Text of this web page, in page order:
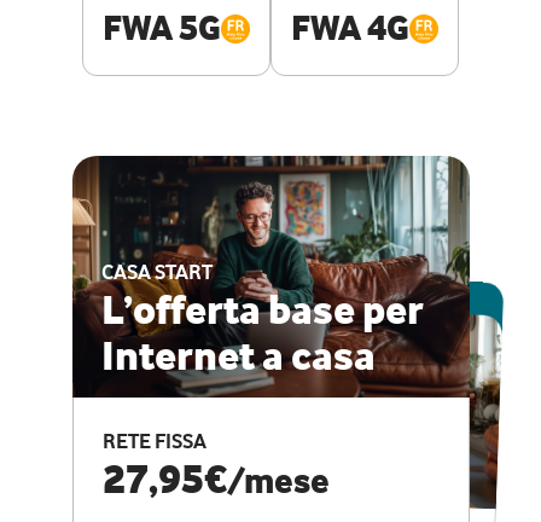
FWA 5G FWA 4G
CASA START
L’offerta base per
Internet a casa
RETE FISSA
27,95€/mese
ESCLUSIVA ONLINE
CASA PRO
Internet veloce e
vantaggi speciali